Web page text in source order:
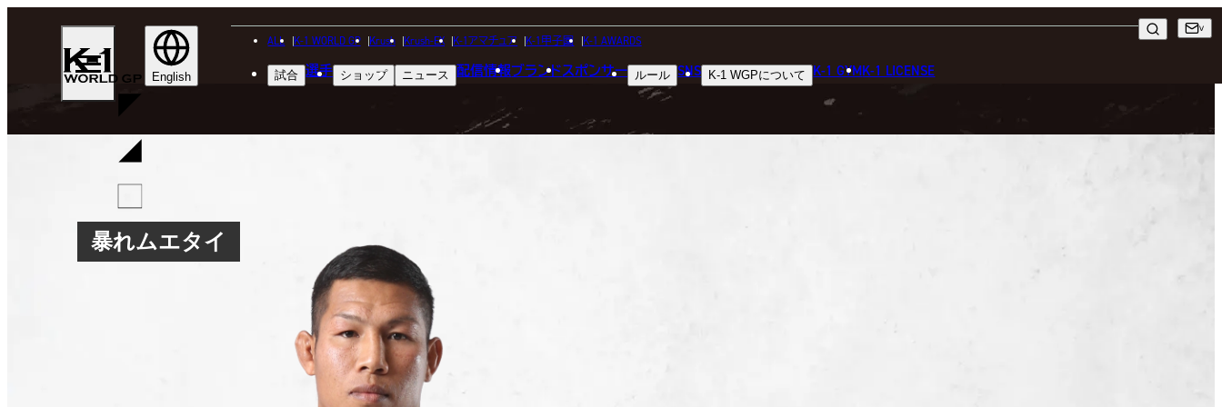
K-
1
WGP
English
ALL K-1 WORLD GP Krush Krush-EX K-1アマチュア K-1甲子園 K-1 AWARDS
試合 選手 ショップ ニュース 配信情報ブランドスポンサー ルール SNS K-1 WGPについて K-1 GYMK-1 LICENSE
FIGHTER
暴れムエタイ